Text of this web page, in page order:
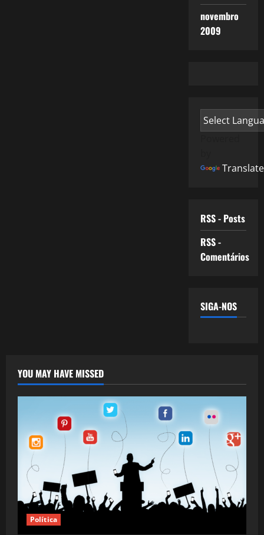
novembro
2009
Translate
RSS - Posts
RSS -
Comentários
SIGA-NOS
YOU MAY HAVE MISSED
Política